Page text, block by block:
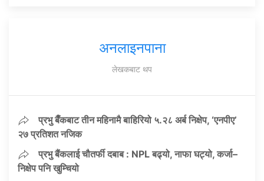
अनलाइनपाना
लेखकबाट थप
प्रभु बैँकबाट तीन महिनामै बाहिरियो ५.२८ अर्ब निक्षेप, ‘एनपीए’
२७ प्रतिशत नजिक
प्रभु बैंकलाई चौतर्फी दबाब : NPL बढ्यो, नाफा घट्यो, कर्जा–
निक्षेप पनि खुम्चियो